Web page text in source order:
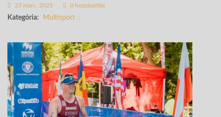
27 márc. 2023 0 hozzászólás
Kategória: Multisport